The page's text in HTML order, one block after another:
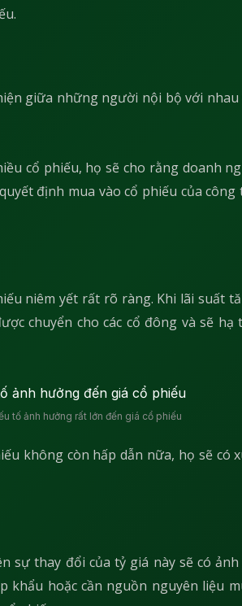
giữa những người nội bộ với
cổ phiếu, họ sẽ cho rằng doanh
định mua vào cổ phiếu của công
niêm yết rất rõ ràng. Khi lãi suất
chuyển cho các cổ đông và sẽ
tố ảnh hưởng rất lớn đến giá cổ phiếu
không còn hấp dẫn nữa, họ sẽ có
sự thay đổi của tỷ giá này sẽ có
khẩu hoặc cần nguồn nguyên liệu